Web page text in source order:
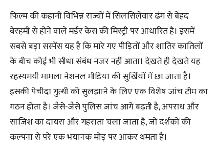
फिल्म की कहानी विभिन्न राज्यों में सिलसिलेवार ढंग से बेहद
बेरहमी से होने वाले मर्डर केस की मिस्ट्री पर आधारित है। इसमें
सबसे बड़ा सस्पेंस यह है कि मारे गए पीड़ितों और शातिर कातिलों
के बीच कोई भी सीधा संबंध नजर नहीं आता। देखते ही देखते यह
रहस्यमयी मामला नेशनल मीडिया की सुर्खियों में छा जाता है।
इसकी पेचीदा गुत्थी को सुलझाने के लिए एक विशेष जांच टीम का
गठन होता है। जैसे-जैसे पुलिस जांच आगे बढ़ती है, अपराध और
साजिश का दायरा और गहराता चला जाता है, जो दर्शकों की
कल्पना से परे एक भयानक मोड़ पर आकर थमता है।